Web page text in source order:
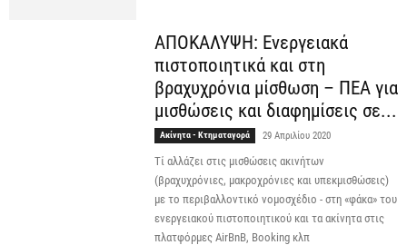
ΑΠΟΚΑΛΥΨΗ: Ενεργειακά
πιστοποιητικά και στη
βραχυχρόνια μίσθωση – ΠΕΑ για
μισθώσεις και διαφημίσεις σε...
Ακίνητα - Κτηματαγορά 29 Απριλίου 2020
Τί αλλάζει στις μισθώσεις ακινήτων
(βραχυχρόνιες, μακροχρόνιες και υπεκμισθώσεις)
με το περιβαλλοντικό νομοσχέδιο - στη «φάκα» του
ενεργειακού πιστοποιητικού και τα ακίνητα στις
πλατφόρμες AirBnB, Booking κλπ